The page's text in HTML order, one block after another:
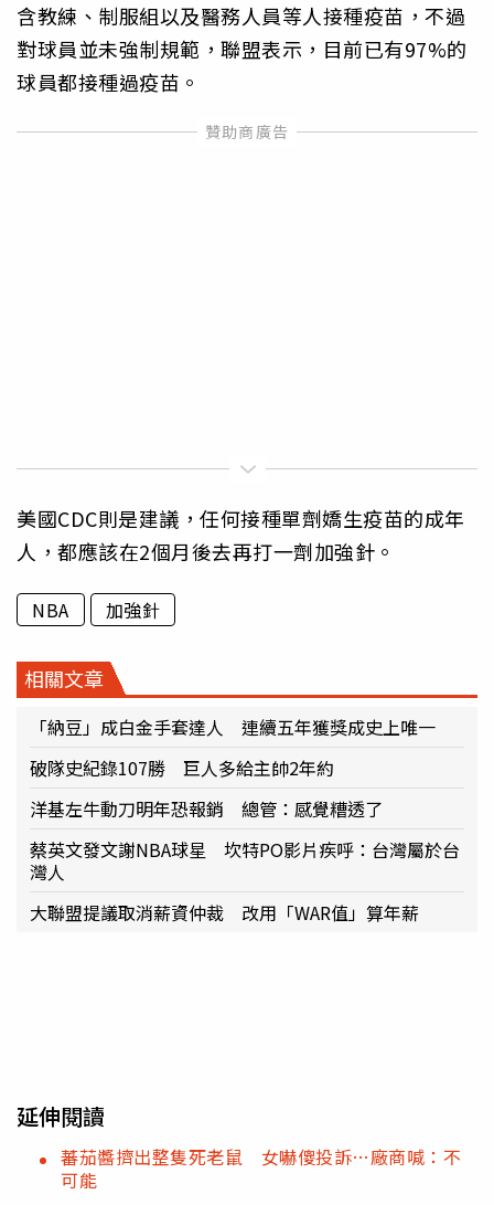
含教練、制服組以及醫務人員等人接種疫苗，不過
對球員並未強制規範，聯盟表示，目前已有97%的
球員都接種過疫苗。
美國CDC則是建議，任何接種單劑嬌生疫苗的成年
人，都應該在2個月後去再打一劑加強針。
NBA 加強針
相關文章
「納豆」成白金手套達人 連續五年獲獎成史上唯一
破隊史紀錄107勝 巨人多給主帥2年約
洋基左牛動刀明年恐報銷 總管：感覺糟透了
蔡英文發文謝NBA球星 坎特PO影片疾呼：台灣屬於台
灣人
大聯盟提議取消薪資仲裁 改用「WAR值」算年薪
延伸閱讀
蕃茄醬擠出整隻死老鼠 女嚇傻投訴…廠商喊：不
可能